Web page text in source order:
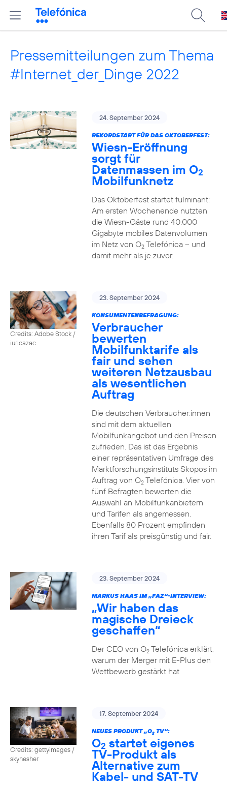
Pressemitteilungen zum Thema
#Internet_der_Dinge 2022
24. September 2024
REKORDSTART FÜR DAS OKTOBERFEST:
Wiesn-Eröffnung
sorgt für
Datenmassen im O2
Mobilfunknetz
Das Oktoberfest startet fulminant:
Am ersten Wochenende nutzten
die Wiesn-Gäste rund 40.000
Gigabyte mobiles Datenvolumen
im Netz von O2Telefónica – und
damit mehr als je zuvor.
Credits: Adobe Stock /
iuricazac
23. September 2024
KONSUMENTENBEFRAGUNG:
Verbraucher
bewerten
Mobilfunktarife als
fair und sehen
weiteren Netzausbau
als wesentlichen
Auftrag
Die deutschen Verbraucher:innen
sind mit dem aktuellen
Mobilfunkangebot und den Preisen
zufrieden. Das ist das Ergebnis
einer repräsentativen Umfrage des
Marktforschungsinstituts Skopos im
Auftrag von O2Telefónica. Vier von
fünf Befragten bewerten die
Auswahl an Mobilfunkanbietern
und Tarifen als angemessen.
Ebenfalls 80 Prozent empfinden
ihren Tarif als preisgünstig und fair.
23. September 2024
MARKUS HAAS IM „FAZ“-INTERVIEW:
„Wir haben das
magische Dreieck
geschaffen“
Der CEO von O2Telefónica erklärt,
warum der Merger mit E-Plus den
Wettbewerb gestärkt hat
Credits: gettyimages /
skynesher
17. September 2024
NEUES PRODUKT „O2TV“:
O2 startet eigenes
TV-Produkt als
Alternative zum
Kabel- und SAT-TV